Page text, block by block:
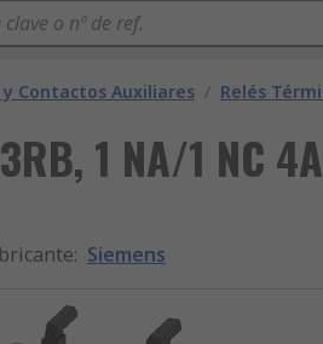
Contactos Auxiliares / Relés
1 NA/1 NC
: Siemens